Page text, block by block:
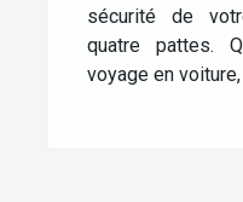
sécurité de
quatre pattes.
voyage en voiture,